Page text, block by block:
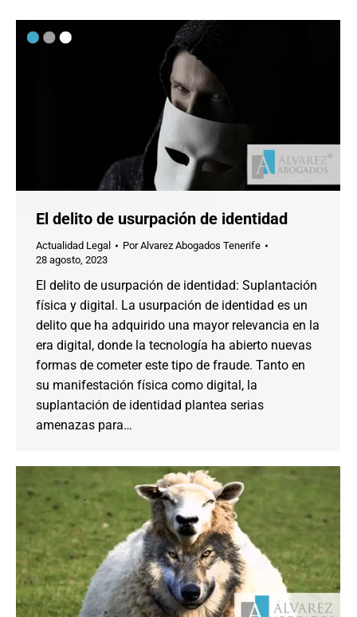
El delito de usurpación de identidad
Actualidad Legal PorAlvarez Abogados Tenerife
28 agosto, 2023
El delito de usurpación de identidad: Suplantación
física y digital. La usurpación de identidad es un
delito que ha adquirido una mayor relevancia en la
era digital, donde la tecnología ha abierto nuevas
formas de cometer este tipo de fraude. Tanto en
su manifestación física como digital, la
suplantación de identidad plantea serias
amenazas para…